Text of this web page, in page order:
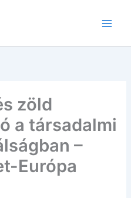
zöld
a társadalmi
–
Európa